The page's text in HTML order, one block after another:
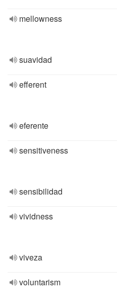
mellowness
suavidad
efferent
eferente
sensitiveness
sensibilidad
vividness
viveza
voluntarism